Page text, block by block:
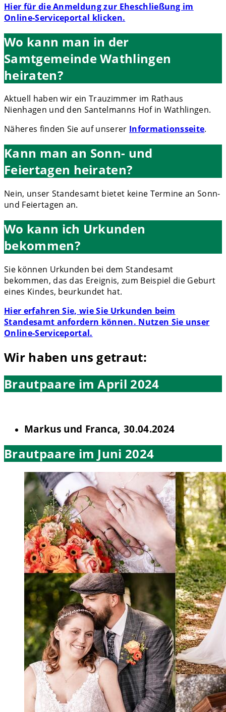
Hier für die Anmeldung zur Eheschließung im
Online-Serviceportal klicken.
Wo kann man in der
Samtgemeinde Wathlingen
heiraten?
Aktuell haben wir ein Trauzimmer im Rathaus
Nienhagen und den Santelmanns Hof in Wathlingen.
Näheres finden Sie auf unserer Informationsseite.
Kann man an Sonn- und
Feiertagen heiraten?
Nein, unser Standesamt bietet keine Termine an Sonn-
und Feiertagen an.
Wo kann ich Urkunden
bekommen?
Sie können Urkunden bei dem Standesamt
bekommen, das das Ereignis, zum Beispiel die Geburt
eines Kindes, beurkundet hat.
Hier erfahren Sie, wie Sie Urkunden beim
Standesamt anfordern können. Nutzen Sie unser
Online-Serviceportal.
Wir haben uns getraut:
Brautpaare im April 2024
Markus und Franca, 30.04.2024
Brautpaare im Juni 2024